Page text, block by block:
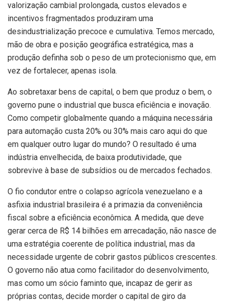
valorização cambial prolongada, custos elevados e
incentivos fragmentados produziram uma
desindustrialização precoce e cumulativa. Temos mercado,
mão de obra e posição geográfica estratégica, mas a
produção definha sob o peso de um protecionismo que, em
vez de fortalecer, apenas isola.
Ao sobretaxar bens de capital, o bem que produz o bem, o
governo pune o industrial que busca eficiência e inovação.
Como competir globalmente quando a máquina necessária
para automação custa 20% ou 30% mais caro aqui do que
em qualquer outro lugar do mundo? O resultado é uma
indústria envelhecida, de baixa produtividade, que
sobrevive à base de subsídios ou de mercados fechados.
O fio condutor entre o colapso agrícola venezuelano e a
asfixia industrial brasileira é a primazia da conveniência
fiscal sobre a eficiência econômica. A medida, que deve
gerar cerca de R$ 14 bilhões em arrecadação, não nasce de
uma estratégia coerente de política industrial, mas da
necessidade urgente de cobrir gastos públicos crescentes.
O governo não atua como facilitador do desenvolvimento,
mas como um sócio faminto que, incapaz de gerir as
próprias contas, decide morder o capital de giro da